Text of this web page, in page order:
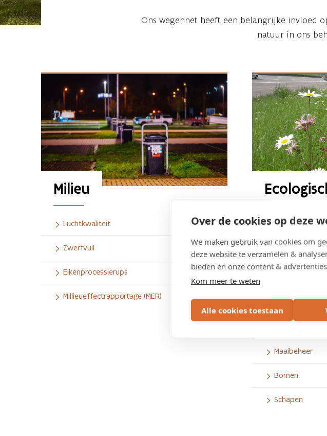
Over de cookies op deze
We maken gebruik van cookies om
deze website te verzamelen &
bieden en onze content &
Kom meer te weten
Alle cookies toestaan
Ons wegennet heeft een belangrijke invloed
natuur in ons
Milieu
Luchtkwaliteit
Zwerfvuil
Eikenprocessierups
Millieueffectrapportage (MER)
Het ecologisch
naar een grotere
bermvegetatie.
ecologische
Hakhoutbeheer
Maaibeheer
Bomen
Schapen